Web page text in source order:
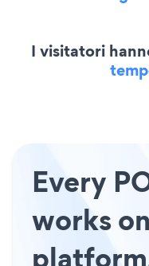
I visitatori
Every
works